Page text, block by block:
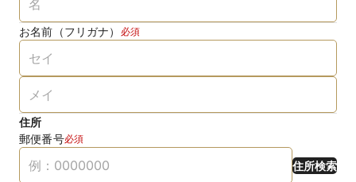
お名前（フリガナ） 必須
住所
郵便番号必須
住所検索